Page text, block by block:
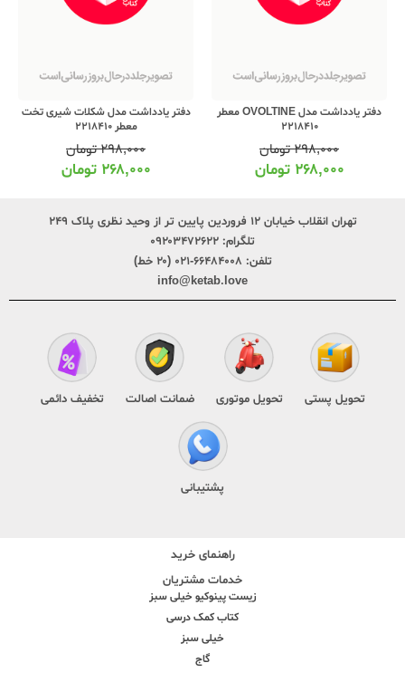
دفتر یادداشت مدل OVOLTINE معطر
2218410
۲۹۸,۰۰۰تومان
۲۶۸,۰۰۰ تومان
دفتر یادداشت مدل شکلات شیری تخت
معطر 2218410
۲۹۸,۰۰۰تومان
۲۶۸,۰۰۰ تومان
تهران انقلاب خیابان ۱۲ فروردین پایین تر از وحید نظری پلاک ۲۴۹
تلگرام: ۰۹۲۰۳۴۷۲۶۲۲
تلفن: ۶۶۴۸۴۰۰۸-۰۲۱ (۲۰ خط)
info@ketab.love
تحویل پستی تحویل موتوری ضمانت اصالت تخفیف دائمی
پشتیبانی
راهنمای خرید
خدمات مشتریان
زیست پینوکیو خیلی سبز
کتاب کمک درسی
خیلی سبز
گاج